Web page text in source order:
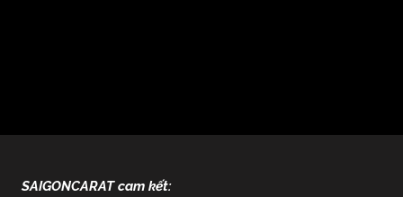
SAIGONCARAT cam kết: